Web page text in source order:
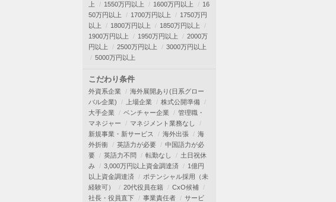
上
1550万円以上 1600万円以上
16
50万円以上
1700万円以上
1750万円
以上
1800万円以上
1850万円以上
1900万円以上
1950万円以上
2000万
円以上
2500万円以上
3000万円以上
5000万円以上
こだわり条件
外資系企業
海外展開あり(日系グロー
バル企業)
上場企業
株式公開準備
大手企業
ベンチャー企業
管理職・
マネジャー
マネジメント業務なし
新規事業・新サービス
海外出張
海
外折衝
英語力が必要
中国語力が必
要
英語力不問 転勤なし
土日祝休
み
3,000万円以上資金調達済
1億円
以上資金調達済
ポテンシャル採用（未
経験可）
20代役員在籍
CxO候補
社長・役員直下
事業責任者
サービ